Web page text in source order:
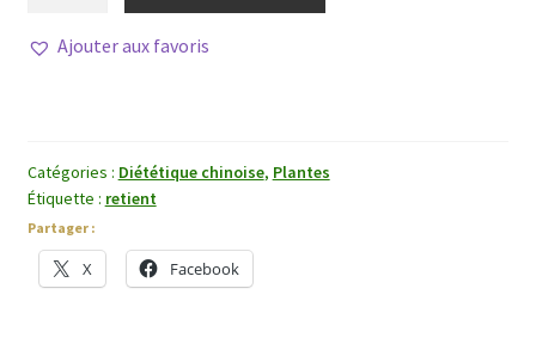
Mei
Ajouter aux favoris
Catégories : Diététique chinoise, Plantes
Étiquette : retient
Partager :
X Facebook